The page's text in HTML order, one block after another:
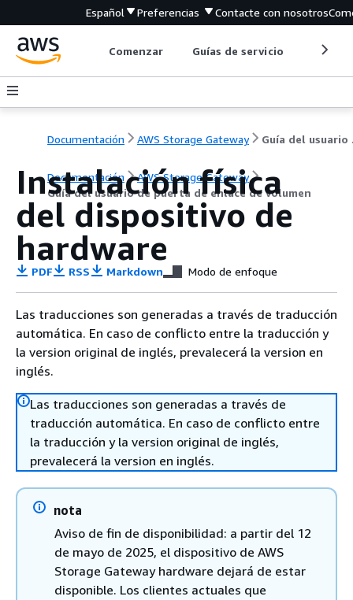
Español Preferencias Contacte con nosotros
Comenzar Guías de servicio
Documentación AWS Storage Gateway
Documentación
AWS Storage Gateway
Guía del usuario de puerta de enlace de volumen
Instalación física
del dispositivo de
hardware
PDF RSS Markdown Modo de enfoque
Las traducciones son generadas a través de traducción
automática. En caso de conflicto entre la traducción y
la version original de inglés, prevalecerá la version en
inglés.
Las traducciones son generadas a través de
traducción automática. En caso de conflicto entre
la traducción y la version original de inglés,
prevalecerá la version en inglés.
nota
Aviso de fin de disponibilidad: a partir del 12
de mayo de 2025, el dispositivo de AWS
Storage Gateway hardware dejará de estar
disponible. Los clientes actuales que